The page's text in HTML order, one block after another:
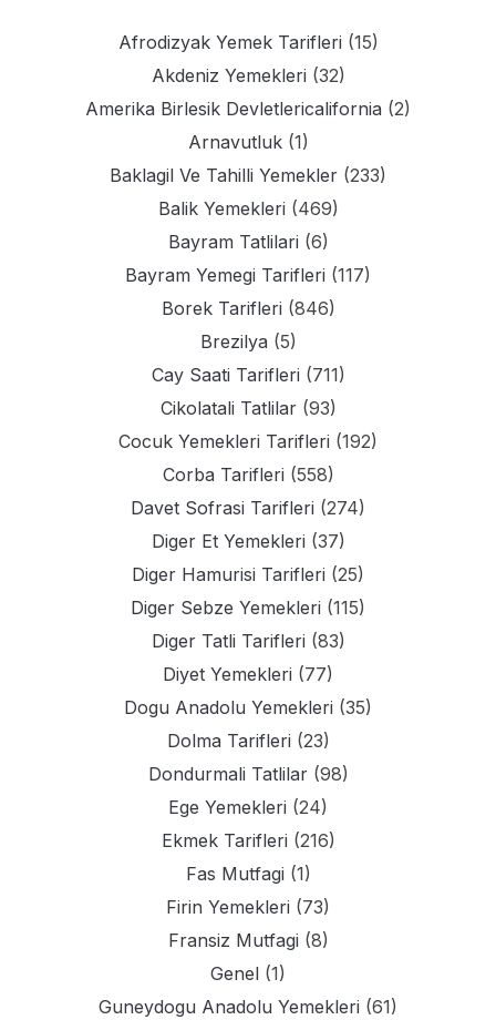
Afrodizyak Yemek Tarifleri (15)
Akdeniz Yemekleri (32)
Amerika Birlesik Devletlericalifornia (2)
Arnavutluk(1)
Baklagil Ve Tahilli Yemekler (233)
Balik Yemekleri (469)
Bayram Tatlilari (6)
Bayram Yemegi Tarifleri (117)
Borek Tarifleri (846)
Brezilya (5)
Cay Saati Tarifleri (711)
Cikolatali Tatlilar(93)
Cocuk Yemekleri Tarifleri (192)
Corba Tarifleri (558)
Davet Sofrasi Tarifleri (274)
Diger Et Yemekleri (37)
Diger Hamurisi Tarifleri (25)
Diger Sebze Yemekleri (115)
Diger Tatli Tarifleri (83)
Diyet Yemekleri (77)
Dogu Anadolu Yemekleri (35)
Dolma Tarifleri (23)
Dondurmali Tatlilar(98)
Ege Yemekleri (24)
Ekmek Tarifleri (216)
Fas Mutfagi (1)
Firin Yemekleri (73)
Fransiz Mutfagi (8)
Genel (1)
Guneydogu Anadolu Yemekleri (61)